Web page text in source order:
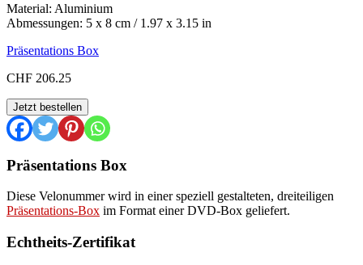
Material: Aluminium
Abmessungen: 5 x 8 cm / 1.97 x 3.15 in
Präsentations Box
CHF 206.25
GR
1975
Menge
Jetzt bestellen
Präsentations Box
Diese Velonummer wird in einer speziell gestalteten, dreiteiligen
Präsentations-Box im Format einer DVD-Box geliefert.
Echtheits-Zertifikat